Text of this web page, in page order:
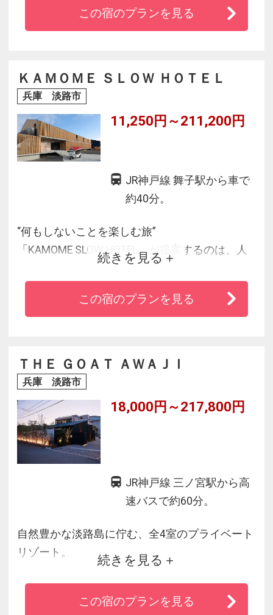
アート、サウナを楽しむ。
れたゲストルーム。
ドアの向こうに、心静かに心躍るステイが始ま
この宿のプランを見る
ＫＡＭＯＭＥ ＳＬＯＷ ＨＯＴＥＬ
兵庫 淡路市
11,250円～211,200円
JR神戸線 舞子駅から車で
約40分。
“何もしないことを楽しむ旅”
「KAMOME SLOW HOTEL」が提案するのは、人
生の休息を楽しむ新しい旅の形。
ただのんびりと景色や自然の音を感じながら、
自分を見つめ直す優しい時間を。
続きを見る
この宿のプランを見る
ＴＨＥ ＧＯＡＴ ＡＷＡＪＩ
兵庫 淡路市
18,000円～217,800円
JR神戸線 三ノ宮駅から高
速バスで約60分。
自然豊かな淡路島に佇む、全4室のプライベート
リゾート。
四季折々の自然と静けさに包まれた空間で、非
日常のひとときをお過ごしいただけます。
心地よい海風と波音を感じながら、ゆったりと
続きを見る
この宿のプランを見る